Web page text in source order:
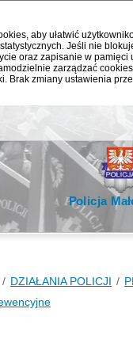
aby ułatwić
Jeśli nie
oraz zapisanie w pamięci
zarządzać
Brak zmiany ustawienia
Policja
DZIAŁANIA POLICJI